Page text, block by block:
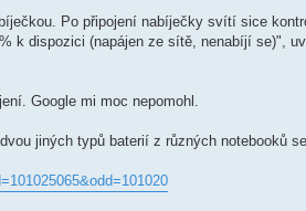
Po připojení nabíječky svítí sice
k dispozici (napájen ze sítě, nenabíjí se)",
Google mi moc nepomohl.
jiných typů baterií z různých notebooků